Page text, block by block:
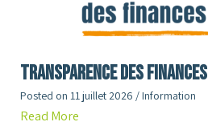
Transparence des finances
Posted on 11 juillet 2026 /Information
Read More